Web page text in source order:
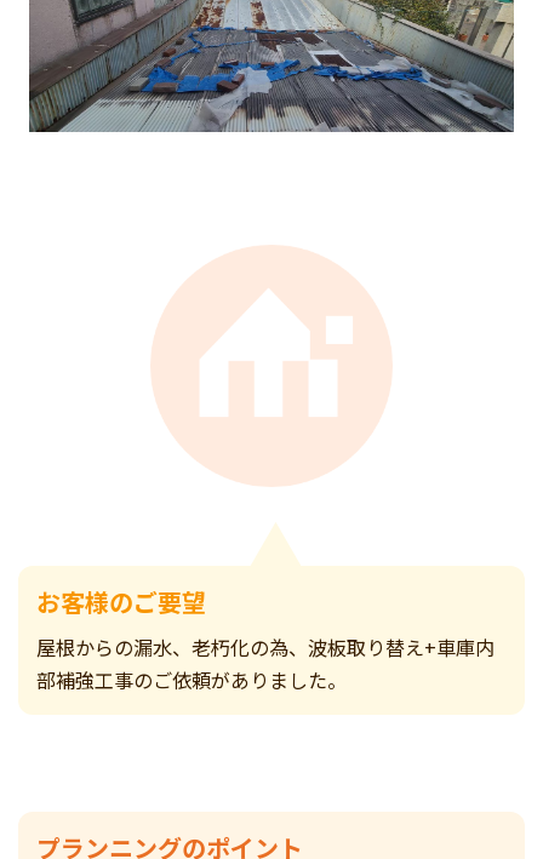
お客様のご要望
屋根からの漏水、老朽化の為、波板取り替え+車庫内
部補強工事のご依頼がありました。
プランニングのポイント